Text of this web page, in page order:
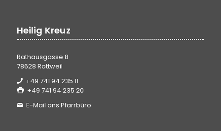
Heilig Kreuz
Rathausgasse 8
78628 Rottweil
+49 741 94 235 11
+49 741 94 235 20
E-Mail ans Pfarrbüro